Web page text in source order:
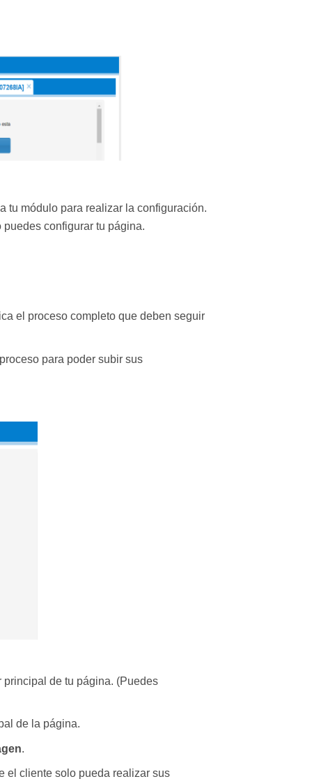
tu módulo para realizar la configuración.
configurar tu página.
el proceso completo que deben seguir
para poder subir sus
de tu página. (Puedes
de la página.
.
el cliente solo pueda realizar sus